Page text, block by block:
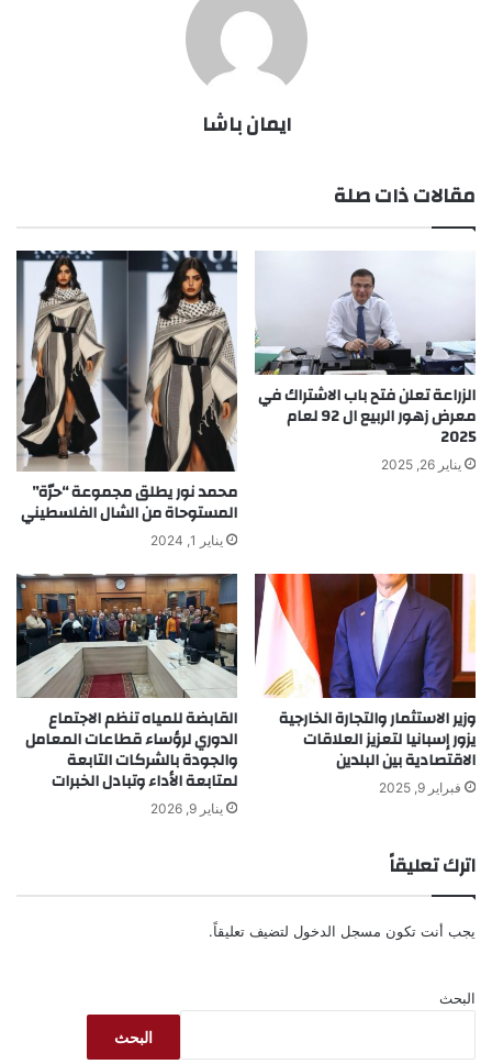
ايمان باشا
مقالات ذات صلة
الزراعة تعلن فتح باب الاشتراك في
معرض زهور الربيع ال 92 لعام
2025
يناير 26, 2025
محمد نور يطلق مجموعة “حرّة”
المستوحاة من الشال الفلسطيني
يناير 1, 2024
وزير الاستثمار والتجارة الخارجية
يزور إسبانيا لتعزيز العلاقات
الاقتصادية بين البلدين
فبراير 9, 2025
القابضة للمياه تنظم الاجتماع
الدوري لرؤساء قطاعات المعامل
والجودة بالشركات التابعة
لمتابعة الأداء وتبادل الخبرات
يناير 9, 2026
اترك تعليقاً
يجب أنت تكون مسجل الدخول لتضيف تعليقاً.
البحث
البحث